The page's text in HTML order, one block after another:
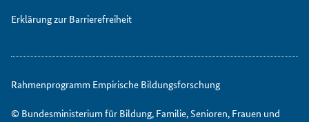
Erklärung zur Barrierefreiheit
Rahmenprogramm Empirische Bildungsforschung
© Bundesministerium für Bildung, Familie, Senioren, Frauen und